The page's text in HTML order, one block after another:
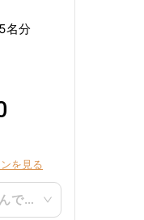
名分
を見る
数量を選んでください